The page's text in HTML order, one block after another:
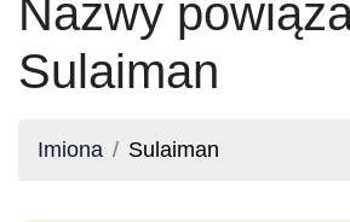
Nazwy
Sulaiman
Imiona Sulaiman